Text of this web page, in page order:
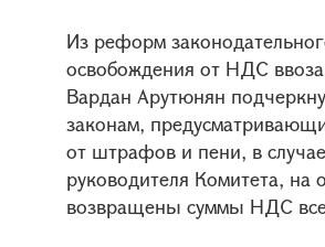
Из реформ
освобождения от НДС
Вардан Арутюнян
законам,
от штрафов и пени, в
руководителя Комитета, на
возвращены суммы НДС